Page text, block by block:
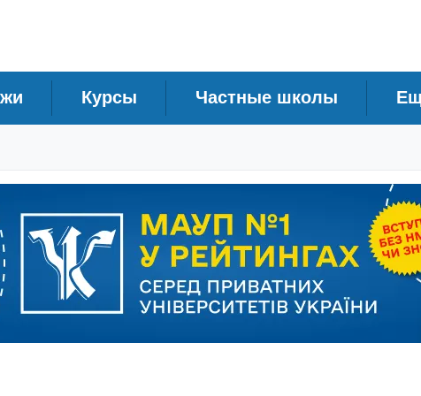
Курсы Частные школы